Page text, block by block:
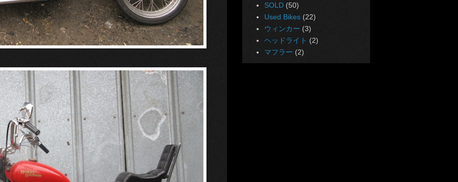
SOLD (50)
Used Bikes (22)
ウィンカー (3)
ヘッドライト (2)
マフラー (2)